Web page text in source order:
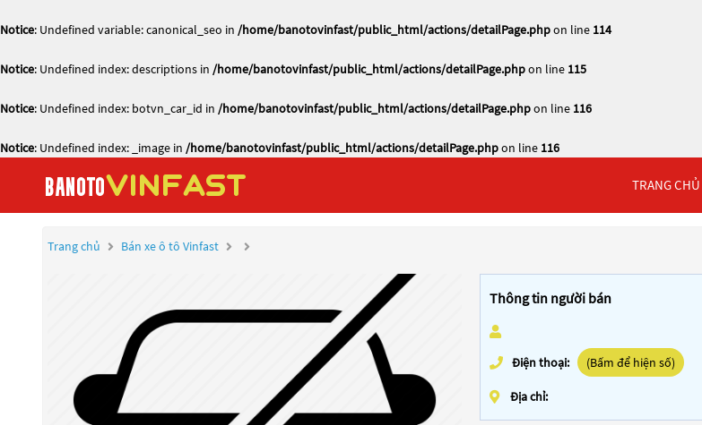
Notice: Undefined variable: canonical_seo in /home/banotovinfast/public_html/actions/detailPage.phpon line 114
Notice: Undefined index: descriptions in /home/banotovinfast/public_html/actions/detailPage.phpon line 115
Notice: Undefined index: botvn_car_id in /home/banotovinfast/public_html/actions/detailPage.phpon line 116
Notice: Undefined index: _image in /home/banotovinfast/public_html/actions/detailPage.phpon line 116
TRANG CHỦ
Trang chủ Bán xe ô tô Vinfast
Thông tin người bán
Điện thoại: (Bấm để hiện số)
Địa chỉ: